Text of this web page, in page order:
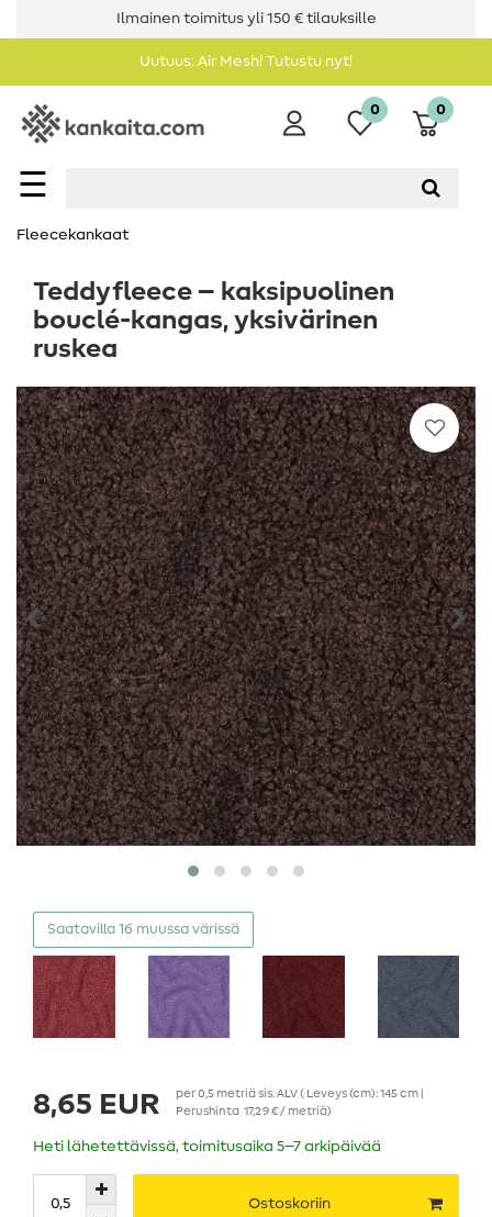
Ilmainen toimitus yli 150 € tilauksille
Uutuus: Air Mesh! Tutustu nyt!
☰
0 0
Fleecekankaat
Teddyfleece – kaksipuolinen
bouclé-kangas, yksivärinen
ruskea
Saatavilla 16 muussa värissä
8,65 EUR per0,5 metriäsis. ALV( Leveys (cm): 145 cm |
Perushinta 17,29 € / metriä)
Heti lähetettävissä, toimitusaika 5–7 arkipäivää
Ostoskoriin